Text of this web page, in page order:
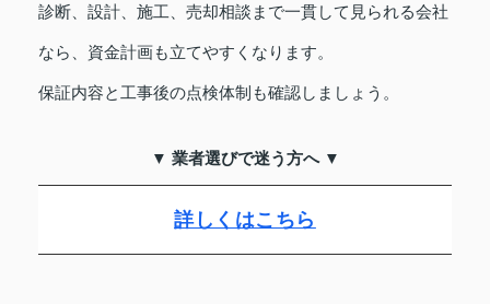
診断、設計、施工、売却相談まで一貫して見られる会社
なら、資金計画も立てやすくなります。
保証内容と工事後の点検体制も確認しましょう。
▼ 業者選びで迷う方へ ▼
詳しくはこちら